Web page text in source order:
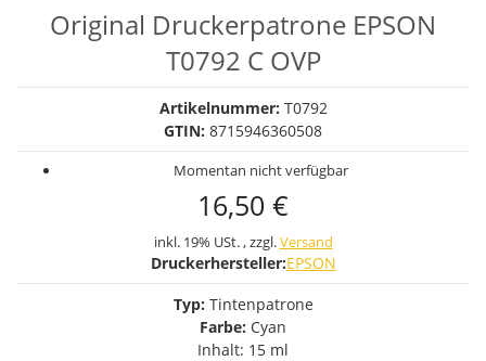
Original Druckerpatrone EPSON
T0792 C OVP
Artikelnummer: T0792
GTIN: 8715946360508
Momentan nicht verfügbar
16,50 €
inkl. 19% USt. , zzgl.Versand
Druckerhersteller:EPSON
Typ: Tintenpatrone
Farbe: Cyan
Inhalt: 15 ml